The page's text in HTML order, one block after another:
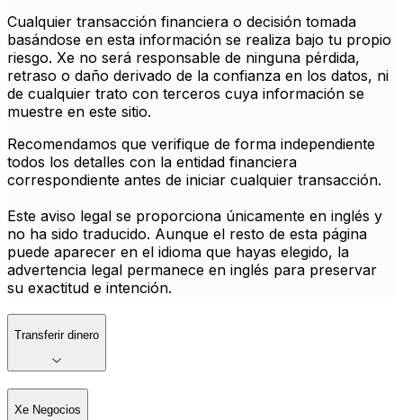
Cualquier transacción financiera o decisión tomada
basándose en esta información se realiza bajo tu propio
riesgo. Xe no será responsable de ninguna pérdida,
retraso o daño derivado de la confianza en los datos, ni
de cualquier trato con terceros cuya información se
muestre en este sitio.
Recomendamos que verifique de forma independiente
todos los detalles con la entidad financiera
correspondiente antes de iniciar cualquier transacción.
Este aviso legal se proporciona únicamente en inglés y
no ha sido traducido. Aunque el resto de esta página
puede aparecer en el idioma que hayas elegido, la
advertencia legal permanece en inglés para preservar
su exactitud e intención.
Transferir dinero
Xe Negocios